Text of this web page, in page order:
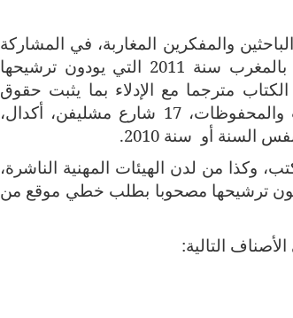
والمفكرين المغاربة، في المشاركة
أن يوجهوا طلبهم مرفقا بثمان (8) نسخ من الكتب الصادرة بالمغرب سنة 2011 التي يودون ترشيحها
مترجما مع الإدلاء بما يثبت حقوق
الترجمة، ويودعونها بمكتب الضبط بمديرية الكتاب والخزانات والمحفوظات، 17 شارع مشليفن، أكدال،
السنة أو سنة 2010.
وكذا من لدن الهيئات المهنية الناشرة،
يكون ترشيحها مصحوبا بطلب خطي موقع من
التالية: